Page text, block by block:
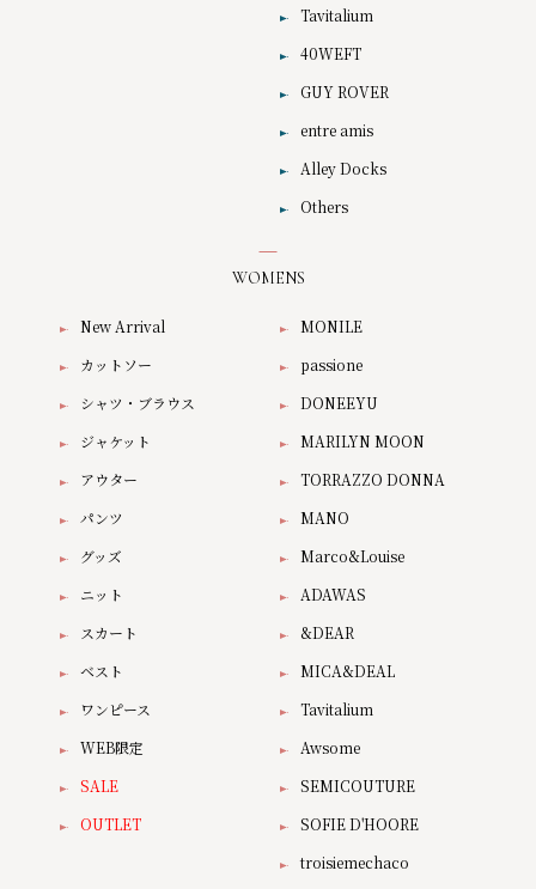
Tavitalium
40WEFT
GUY ROVER
entre amis
Alley Docks
Others
WOMENS
New Arrival
カットソー
シャツ・ブラウス
ジャケット
アウター
パンツ
グッズ
ニット
スカート
ベスト
ワンピース
WEB限定
SALE
OUTLET
MONILE
passione
DONEEYU
MARILYN MOON
TORRAZZO DONNA
MANO
Marco&Louise
ADAWAS
&DEAR
MICA&DEAL
Tavitalium
Awsome
SEMICOUTURE
SOFIE D'HOORE
troisiemechaco